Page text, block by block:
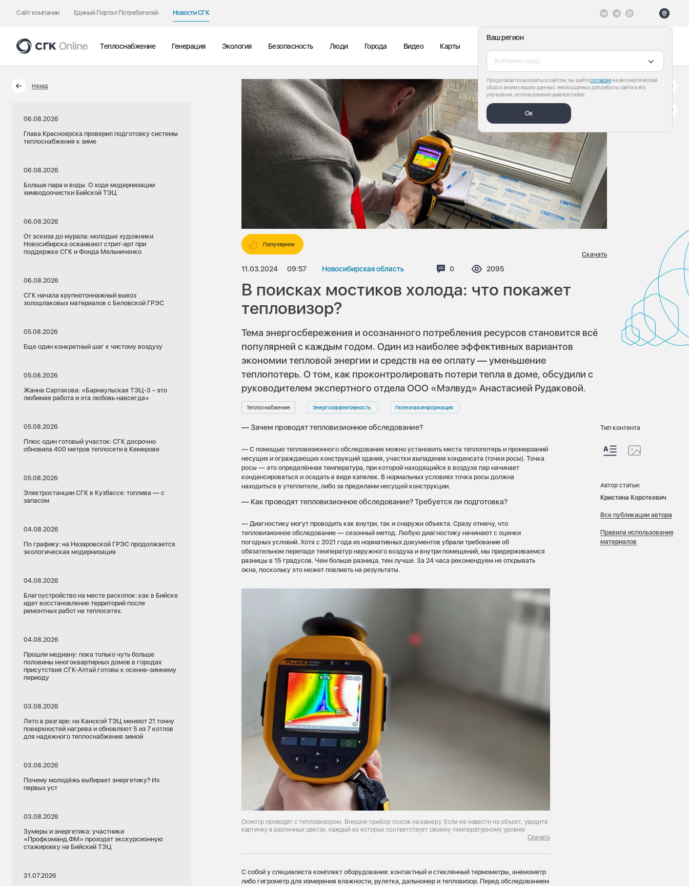
Сайт компании Единый Портал Потребителей Новости СГК
Ваш регион
Выберите город
Продолжая пользоваться сайтом, вы даётесогласиена автоматический
сбор и анализ ваших данных, необходимых для работы сайта и его
улучшения, использование файлов cookie.
Ок
Теплоснабжение Генерация Экология Безопасность Люди Города Видео Карты
Назад
06.08.2026
Глава Красноярска проверил подготовку системы
теплоснабжения к зиме
06.08.2026
Больше пара и воды. О ходе модернизации
химводоочистки Бийской ТЭЦ
06.08.2026
От эскиза до мурала: молодые художники
Новосибирска осваивают стрит-арт при
поддержке СГК и Фонда Мельниченко
06.08.2026
СГК начала крупнотоннажный вывоз
золошлаковых материалов с Беловской ГРЭС
05.08.2026
Еще один конкретный шаг к чистому воздуху
05.08.2026
Жанна Сартакова: «Барнаульская ТЭЦ-3 – это
любимая работа и эта любовь навсегда»
05.08.2026
Плюс один готовый участок: СГК досрочно
обновила 400 метров теплосети в Кемерове
05.08.2026
Электростанции СГК в Кузбассе: топлива — с
запасом
04.08.2026
По графику: на Назаровской ГРЭС продолжается
экологическая модернизация
04.08.2026
Благоустройство на месте раскопок: как в Бийске
идет восстановление территорий после
ремонтных работ на теплосетях.
04.08.2026
Прошли медиану: пока только чуть больше
половины многоквартирных домов в городах
присутствия СГК-Алтай готовы к осенне-зимнему
периоду
03.08.2026
Лето в разгаре: на Канской ТЭЦ меняют 21 тонну
поверхностей нагрева и обновляют 5 из 7 котлов
для надежного теплоснабжения зимой
03.08.2026
Почему молодёжь выбирает энергетику? Из
первых уст
03.08.2026
Зумеры и энергетика: участники
«Профкоманд.ФМ» проходят экскурсионную
стажировку на Бийский ТЭЦ
31.07.2026
Популярное
11.03.2024 09:57 Новосибирская область Комментариев:
0 Просмотров:
2095
Скачать
В поисках мостиков холода: что покажет
тепловизор?
Тема энергосбережения и осознанного потребления ресурсов становится всё
популярней с каждым годом. Один из наиболее эффективных вариантов
экономии тепловой энергии и средств на ее оплату — уменьшение
теплопотерь. О том, как проконтролировать потери тепла в доме, обсудили с
руководителем экспертного отдела ООО «Мэлвуд» Анастасией Рудаковой.
Теплоснабжение Энергоэффективность Полезная информация
— Зачем проводят тепловизионное обследование?
— С помощью тепловизионного обследования можно установить места теплопотерь и промерзаний
несущих и ограждающих конструкций здания, участки выпадения конденсата (точки росы). Точка
росы — это определённая температура, при которой находящийся в воздухе пар начинает
конденсироваться и оседать в виде капелек. В нормальных условиях точка росы должна
находиться в утеплителе, либо за пределами несущей конструкции.
— Как проводят тепловизионное обследование? Требуется ли подготовка?
— Диагностику могут проводить как внутри, так и снаружи объекта. Сразу отмечу, что
тепловизионное обследование — сезонный метод. Любую диагностику начинают с оценки
погодных условий. Хотя с 2021 года из нормативных документов убрали требование об
обязательном перепаде температур наружного воздуха и внутри помещений, мы придерживаемся
разницы в 15 градусов. Чем больше разница, тем лучше. За 24 часа рекомендуем не открывать
окна, поскольку это может повлиять на результаты.
Осмотр проводят с тепловизором. Внешне прибор похож на камеру. Если ее навести на объект, увидите
картинку в различных цветах, каждый из которых соответствует своему температурному уровню
Скачать
С собой у специалиста комплект оборудования: контактный и стеклянный термометры, анемометр
либо гигрометр для измерения влажности, рулетка, дальномер и тепловизор. Перед обследованием
Тип контента
Автор статьи:
Кристина Короткевич
Все публикации автора
Правила использования
материалов